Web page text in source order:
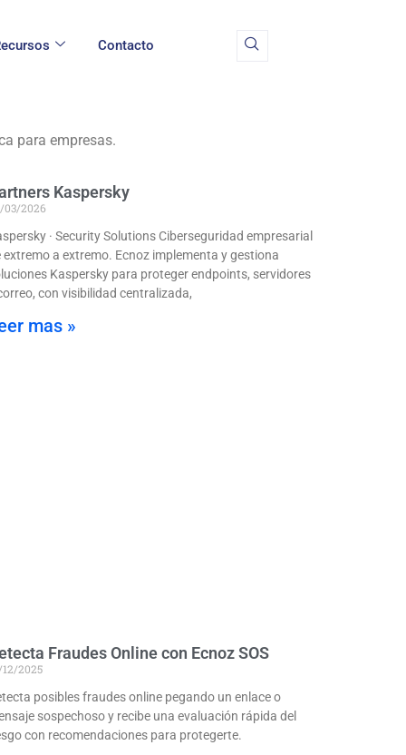
Contacto
para empresas.
Kaspersky
03/2026
· Security Solutions Ciberseguridad empresarial
extremo a extremo. Ecnoz implementa y gestiona
Kaspersky para proteger endpoints, servidores
con visibilidad centralizada,
mas »
Fraudes Online con Ecnoz SOS
12/2025
posibles fraudes online pegando un enlace o
sospechoso y recibe una evaluación rápida del
con recomendaciones para protegerte.